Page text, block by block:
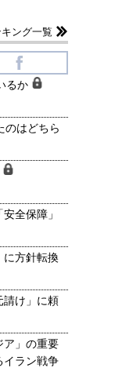
ング一覧
るか
のはどちら
全保障」
に方針転換
請け」に頼
ア」の重要
ラン戦争